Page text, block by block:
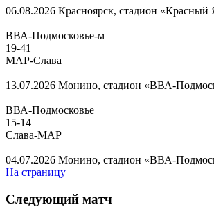
06.08.2026 Красноярск, стадион «Красный
ВВА-Подмосковье-м
19-41
МАР-Слава
13.07.2026 Монино, стадион «ВВА-
ВВА-Подмосковье
15-14
Слава-МАР
04.07.2026 Монино, стадион «ВВА-
На страницу
Следующий матч